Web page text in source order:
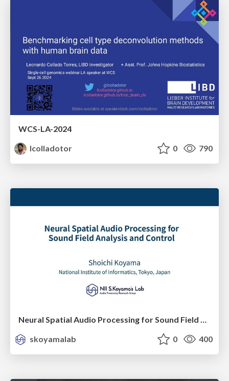
WCS-LA-2024
lcolladotor
0 790
Neural Spatial Audio Processing for Sound Field Analysis and Control
skoyamalab
0 400